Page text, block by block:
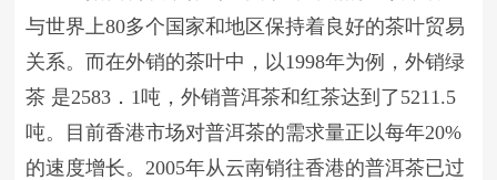
与世界上80多个国家和地区保持着良好的茶叶贸易
关系。而在外销的茶叶中，以1998年为例，外销绿
茶 是2583．1吨，外销普洱茶和红茶达到了5211.5
吨。目前香港市场对普洱茶的需求量正以每年20%
的速度增长。2005年从云南销往香港的普洱茶已过